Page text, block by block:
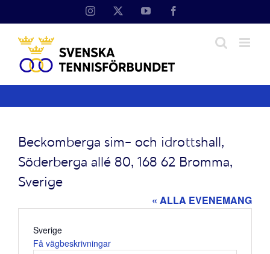
Instagram YouTube
Beckomberga sim- och idrottshall,
Söderberga allé 80, 168 62 Bromma,
Sverige
« ALLA EVENEMANG
Adress
Sverige
Få vägbeskrivningar